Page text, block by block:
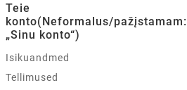
Teie
konto(Neformalus/pažįstamam:
„Sinu konto“)
Isikuandmed
Tellimused